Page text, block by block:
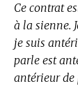
Ce contrat
à la sienne.
je suis
parle est
antérieur de